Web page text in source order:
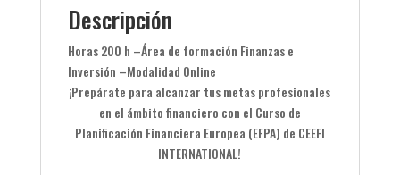
Descripción
Horas200 h –Área de formación Finanzas e
Inversión –Modalidad Online
¡Prepárate para alcanzar tus metas profesionales
en el ámbito financiero con el Curso de
Planificación Financiera Europea (EFPA) de CEEFI
INTERNATIONAL!